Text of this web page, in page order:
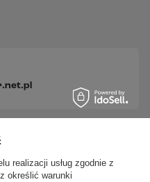
media!
realizacji usług zgodnie z
określić warunki